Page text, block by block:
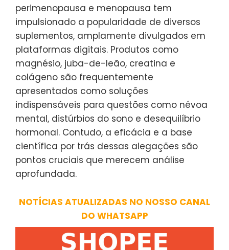
perimenopausa e menopausa tem
impulsionado a popularidade de diversos
suplementos, amplamente divulgados em
plataformas digitais. Produtos como
magnésio, juba-de-leão, creatina e
colágeno são frequentemente
apresentados como soluções
indispensáveis para questões como névoa
mental, distúrbios do sono e desequilíbrio
hormonal. Contudo, a eficácia e a base
científica por trás dessas alegações são
pontos cruciais que merecem análise
aprofundada.
NOTÍCIAS ATUALIZADAS NO NOSSO CANAL
DO WHATSAPP